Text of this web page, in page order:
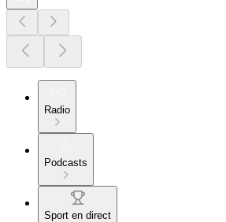
Radio
Podcasts
Sport en direct